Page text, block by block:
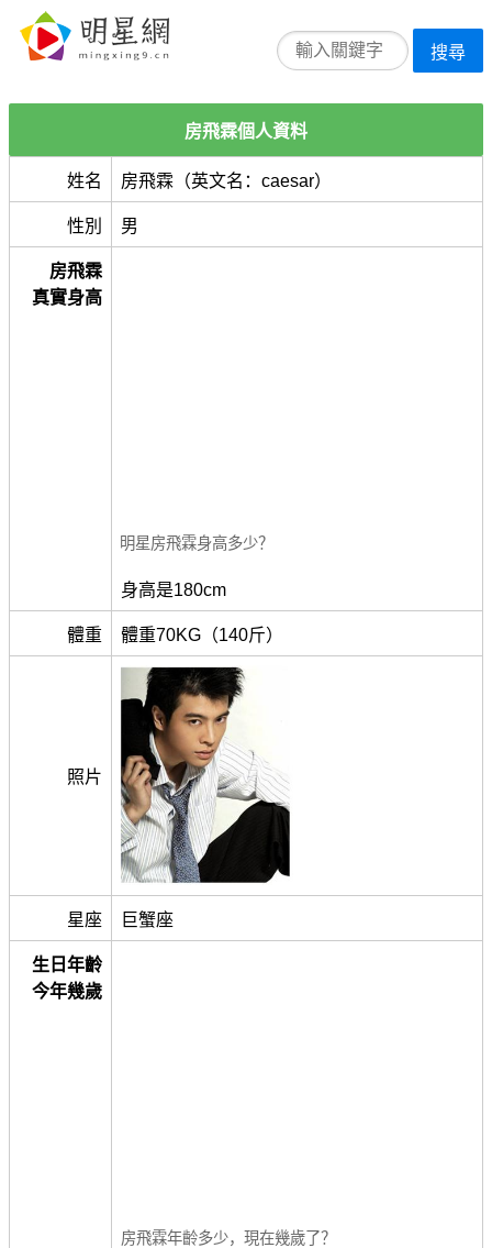
搜尋
房飛霖個人資料
姓名 房飛霖（英文名：caesar）
性別 男
房飛霖
真實身高
明星房飛霖身高多少？
身高是180cm
體重 體重70KG（140斤）
照片
星座 巨蟹座
生日年齡
今年幾歲
房飛霖年齡多少，現在幾歲了？